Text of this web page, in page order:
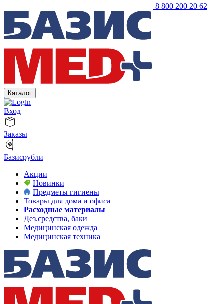
8 800 200 20 62
Каталог
Вход
Заказы
Базисрубли
Акции
Новинки
Предметы гигиены
Товары для дома и офиса
Расходные материалы
Дез.средства, баки
Медицинская одежда
Медицинская техника